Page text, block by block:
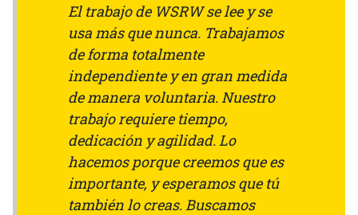
El trabajo de WSRW se lee y se
usa más que nunca. Trabajamos
de forma totalmente
independiente y en gran medida
de manera voluntaria. Nuestro
trabajo requiere tiempo,
dedicación y agilidad. Lo
hacemos porque creemos que es
importante, y esperamos que tú
también lo creas. Buscamos